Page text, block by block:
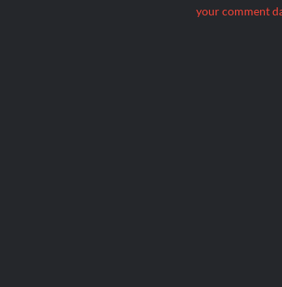
your comment